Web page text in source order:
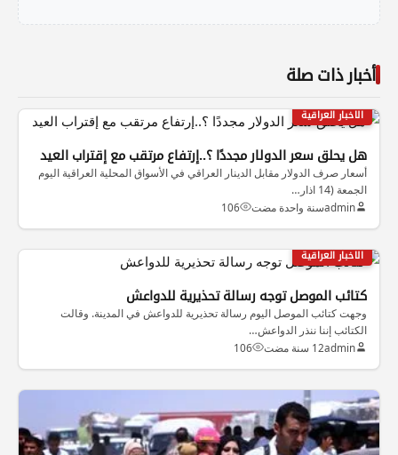
أخبار ذات صلة
الاخبار العراقية
هل يحلق سعر الدولار مجددًا ؟..إرتفاع مرتقب مع إقتراب العيد
أسعار صرف الدولار مقابل الدينار العراقي في الأسواق المحلية العراقية اليوم
الجمعة (14 اذار…
adminسنة واحدة مضت 106
الاخبار العراقية
كتائب الموصل توجه رسالة تحذيرية للدواعش
وجهت كتائب الموصل اليوم رسالة تحذيرية للدواعش في المدينة. وقالت
الكتائب إننا ننذر الدواعش…
admin12 سنة مضت 106